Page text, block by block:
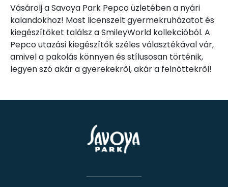
Vásárolj a Savoya Park Pepco üzletében a nyári
kalandokhoz! Most licenszelt gyermekruházatot és
kiegészítőket találsz a SmileyWorld kollekcióból. A
Pepco utazási kiegészítők széles választékával vár,
amivel a pakolás könnyen és stílusosan történik,
legyen szó akár a gyerekekről, akár a felnőttekről!